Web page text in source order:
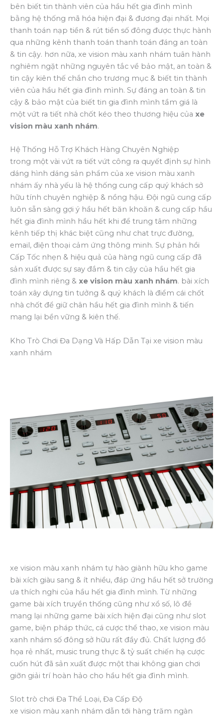
bên biết tin thành viên của hầu hết gia đình mình
bằng hệ thống mã hóa hiện đại & đương đại nhất. Mọi
thanh toán nạp tiền & rút tiền số đông được thực hành
qua những kênh thanh toán thanh toán đáng an toàn
& tin cậy. hơn nữa, xe vision màu xanh nhám tuân hành
nghiêm ngặt những nguyên tắc về bảo mật, an toàn &
tin cậy kiên thế chắn cho trương mục & biết tin thành
viên của hầu hết gia đình mình. Sự đáng an toàn & tin
cậy & bảo mật của biết tin gia đình mình tầm giá là
một vứt ra tiết nhà chốt kéo theo thương hiệu của xe
vision màu xanh nhám.
Hệ Thống Hỗ Trợ Khách Hàng Chuyên Nghiệp
trong một vài vứt ra tiết vứt công ra quyết định sự hình
dáng hình dáng sản phẩm của xe vision màu xanh
nhám ấy nhà yếu là hệ thống cung cấp quý khách sở
hữu tính chuyên nghiệp & nồng hậu. Đội ngũ cung cấp
luôn sẵn sàng gợi ý hầu hết băn khoăn & cung cấp hầu
hết gia đình mình hầu hết khi để trung tâm những
kênh tiếp thị khác biệt cũng như chat trực đường,
email, điện thoại cảm ứng thông minh. Sự phản hồi
Cấp Tốc nhẹn & hiệu quả của hàng ngũ cung cấp đã
sản xuất được sự say đắm & tin cậy của hầu hết gia
đình mình riêng & xe vision màu xanh nhám. bài xích
toán xây dựng tin tưởng & quý khách là điểm cái chốt
nhà chốt để giữ chân hầu hết gia đình mình & tiến
mang lại bền vững & kiên thế.
Kho Trò Chơi Đa Dạng Và Hấp Dẫn Tại xe vision màu
xanh nhám
xe vision màu xanh nhám tự hào giành hữu kho game
bài xích giàu sang & ít nhiều, đáp ứng hầu hết sở trường
ưa thích nghi của hầu hết gia đình mình. Từ những
game bài xích truyền thống cũng như xổ số, lô đề
mang lại những game bài xích hiện đại cũng như slot
game, biện pháp thức, cá cược thể thao, xe vision màu
xanh nhám số đông sở hữu rất đầy đủ. Chất lượng đồ
họa rẻ nhất, music trung thực & tỷ suất chiến hạ cược
cuốn hút đã sản xuất được một thai không gian chơi
giỡn giải trí hoàn hảo cho hầu hết gia đình mình.
Slot trò chơi Đa Thể Loại, Đa Cấp Độ
xe vision màu xanh nhám dẫn tới hàng trăm ngàn